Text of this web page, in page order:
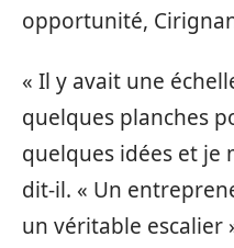
opportunité,
« Il y avait une
quelques planches
quelques idées et je
dit-il. « Un
un véritable escalier